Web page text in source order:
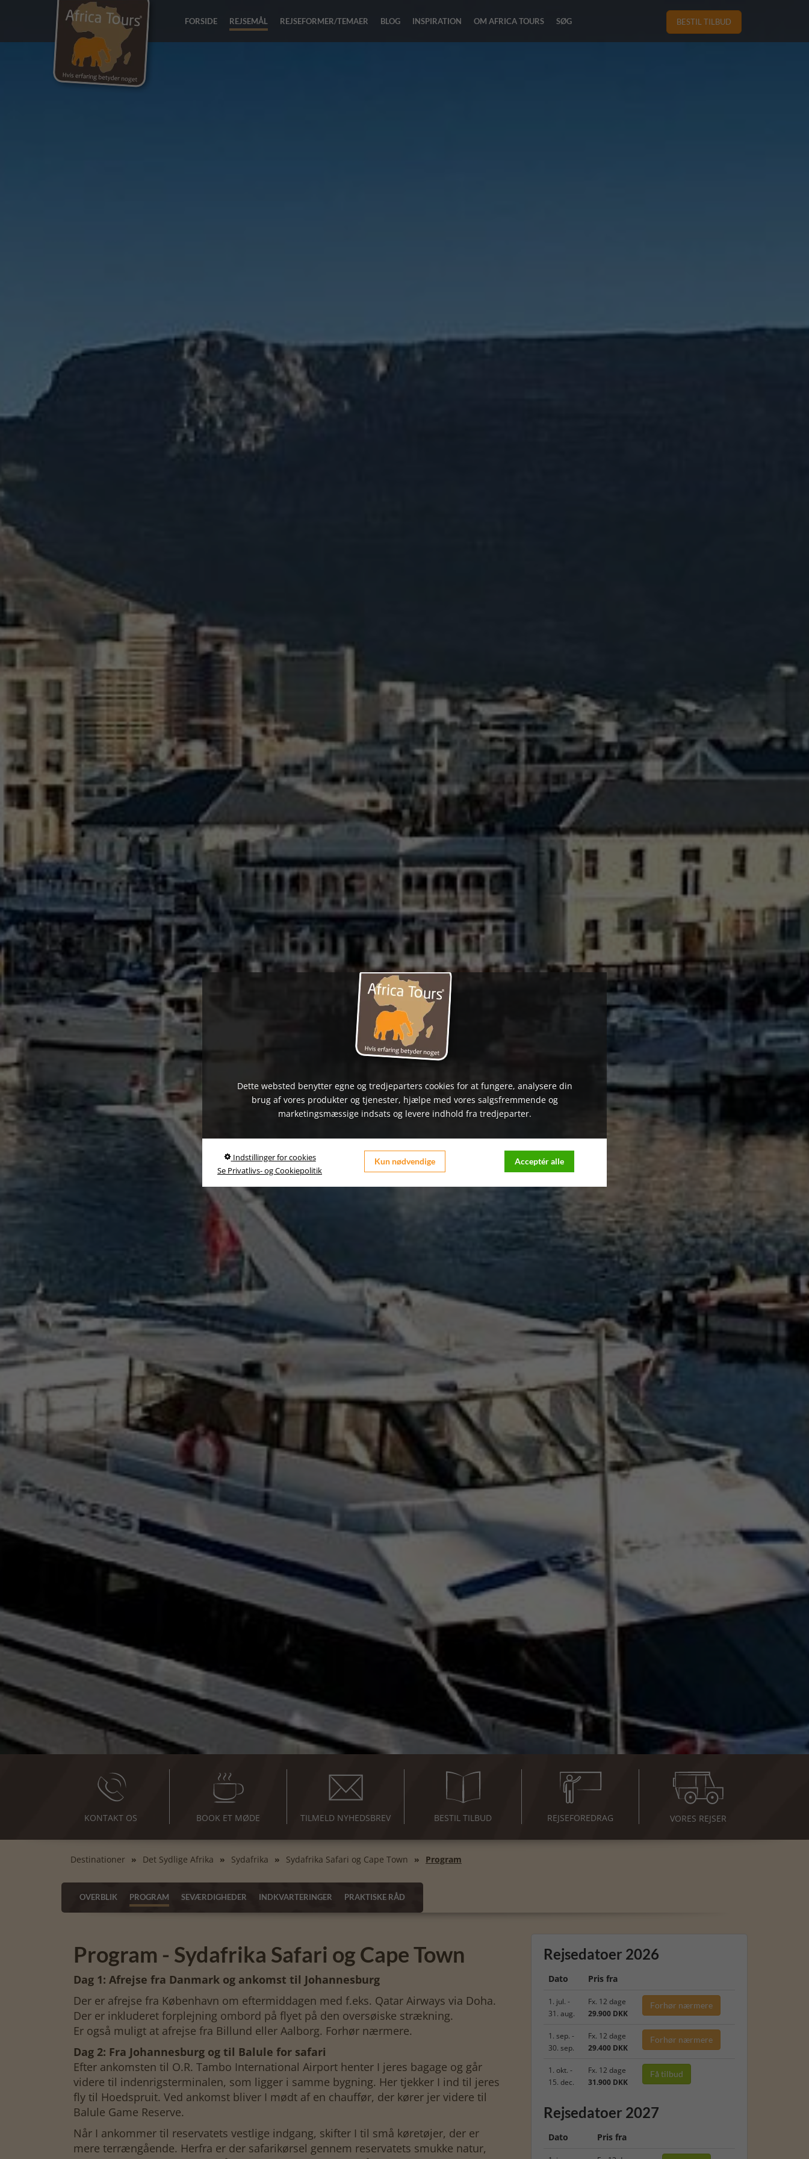
FORSIDE REJSEMÅL REJSEFORMER/TEMAER BLOG INSPIRATION OM AFRICA TOURS SØG BESTIL TILBUD
KONTAKT OS BOOK ET MØDE TILMELD NYHEDSBREV BESTIL TILBUD REJSEFOREDRAG VORES REJSER
Destinationer Det Sydlige Afrika Sydafrika Sydafrika Safari og Cape Town Program
OVERBLIK PROGRAM SEVÆRDIGHEDER INDKVARTERINGER PRAKTISKE RÅD
Program - Sydafrika Safari og Cape Town
Dag 1: Afrejse fra Danmark og ankomst til Johannesburg
Der er afrejse fra København om eftermiddagen med f.eks. Qatar Airways via Doha.
Der er inkluderet forplejning ombord på flyet på den oversøiske strækning.
Er også muligt at afrejse fra Billund eller Aalborg. Forhør nærmere.
Dag 2: Fra Johannesburg og til Balule for safari
Efter ankomsten til O.R. Tambo International Airport henter I jeres bagage og går
videre til indenrigsterminalen, som ligger i samme bygning. Her tjekker I ind til jeres
fly til Hoedspruit. Ved ankomst bliver I mødt af en chauffør, der kører jer videre til
Balule Game Reserve.
Når I ankommer til reservatets vestlige indgang, skifter I til små køretøjer, der er
mere terrængående. Herfra er der safarikørsel gennem reservatets smukke natur,
Rejsedatoer 2026
Dato Pris fra
1. jul. -
31. aug.
Fx. 12 dage
29.900 DKK
Forhør nærmere
1. sep. -
30. sep.
Fx. 12 dage
29.400 DKK
Forhør nærmere
1. okt. -
15. dec.
Fx. 12 dage
31.900 DKK
Få tilbud
Rejsedatoer 2027
Dato Pris fra
Dette websted benytter egne og tredjeparters cookies for at fungere, analysere din
brug af vores produkter og tjenester, hjælpe med vores salgsfremmende og
marketingsmæssige indsats og levere indhold fra tredjeparter.
Indstillinger for cookies
Se Privatlivs- og Cookiepolitik
Kun nødvendige Acceptér alle